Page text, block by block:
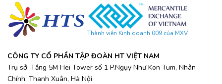
Thành viên Kinh doanh 009 của MXV
CÔNG TY CỔ PHẦN TẬP ĐOÀN HT VIỆT NAM
Trụ sở: Tầng 5M Hei Tower số 1 P.Ngụy Như Kon Tum, Nhân
Chính, Thanh Xuân, Hà Nội